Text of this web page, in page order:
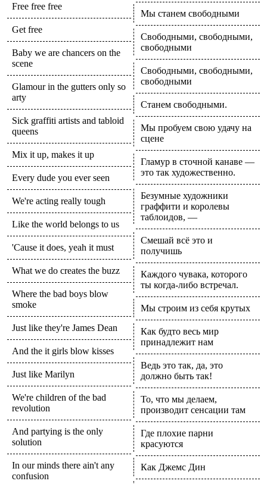
Free free free
Get free
Baby we are chancers on the
scene
Glamour in the gutters only so
arty
Sick graffiti artists and tabloid
queens
Mix it up, makes it up
Every dude you ever seen
We're acting really tough
Like the world belongs to us
'Cause it does, yeah it must
What we do creates the buzz
Where the bad boys blow
smoke
Just like they're James Dean
And the it girls blow kisses
Just like Marilyn
We're children of the bad
revolution
And partying is the only
solution
In our minds there ain't any
confusion
Мы станем свободными
Свободными, свободными,
свободными
Свободными, свободными,
свободными
Станем свободными.
Мы пробуем свою удачу на
сцене
Гламур в сточной канаве —
это так художественно.
Безумные художники
граффити и королевы
таблоидов, —
Смешай всё это и
получишь
Каждого чувака, которого
ты когда-либо встречал.
Мы строим из себя крутых
Как будто весь мир
принадлежит нам
Ведь это так, да, это
должно быть так!
То, что мы делаем,
производит сенсации там
Где плохие парни
красуются
Как Джемс Дин